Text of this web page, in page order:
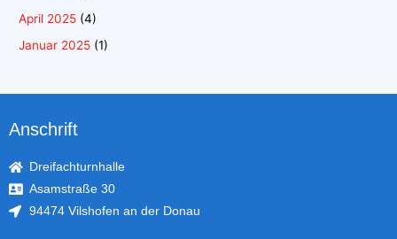
April 2025 (4)
Januar 2025 (1)
Anschrift
Dreifachturnhalle
Asamstraße 30
94474 Vilshofen an der Donau